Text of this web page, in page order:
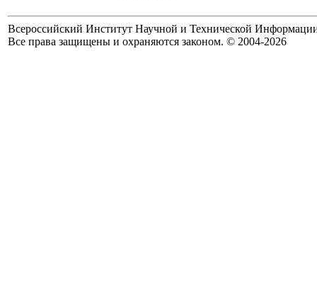
Всероссийский Институт Научной и Технической
Все права защищены и охраняются законом. © 2004-2026